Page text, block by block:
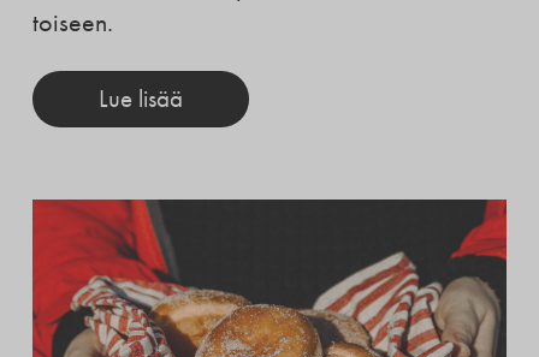
toiseen.
Lue lisää